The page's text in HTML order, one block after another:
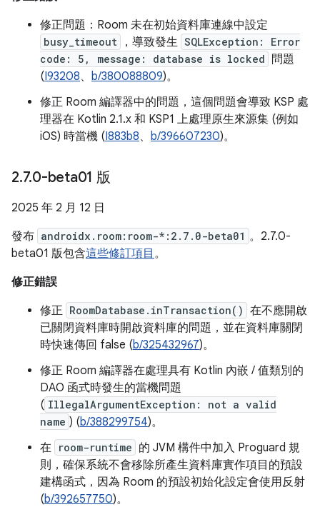
修正問題：Room 未在初始資料庫連線中設定
busy_timeout ，導致發生 SQLException: Error
code: 5, message: database is locked
問題
(I93208、 b/380088809)。
修正 Room 編譯器中的問題，這個問題會導致 KSP 處
理器在 Kotlin 2.1.x 和 KSP1 上處理原生來源集 (例如
iOS) 時當機 (I883b8、 b/396607230)。
2.7.0-beta01 版
2025 年 2 月 12 日
發布 androidx.room:room-*:2.7.0-beta01 。2.7.0-
beta01 版包含這些修訂項目 。
修正錯誤
修正 RoomDatabase.inTransaction() 在不應開啟
已關閉資料庫時開啟資料庫的問題，並在資料庫關閉
時快速傳回 false (b/325432967)。
修正 Room 編譯器在處理具有 Kotlin 內嵌 / 值類別的
DAO 函式時發生的當機問題
( IllegalArgumentException: not a valid
name ) (b/388299754)。
在 room-runtime 的 JVM 構件中加入 Proguard 規
則，確保系統不會移除所產生資料庫實作項目的預設
建構函式，因為 Room 的預設初始化設定會使用反射
(b/392657750)。